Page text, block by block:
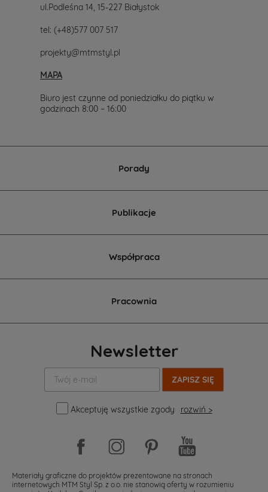
ul.Podleśna 14, 15-227 Białystok
tel: (+48)577 007 517
projekty@mtmstyl.pl
MAPA
Biuro jest czynne od poniedziałku do piątku w
godzinach 8:00 – 16:00
Porady
Publikacje
Współpraca
Pracownia
Newsletter
mail:
Akceptuję wszystkie zgody
rozwiń >
Materiały graficzne do projektów prezentowane na stronach
internetowych MTM Styl Sp. z o.o. nie stanowią oferty w rozumieniu